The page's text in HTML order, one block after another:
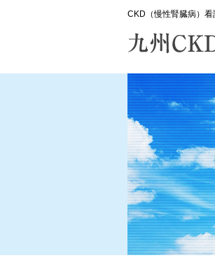
CKD（慢性腎臓病）